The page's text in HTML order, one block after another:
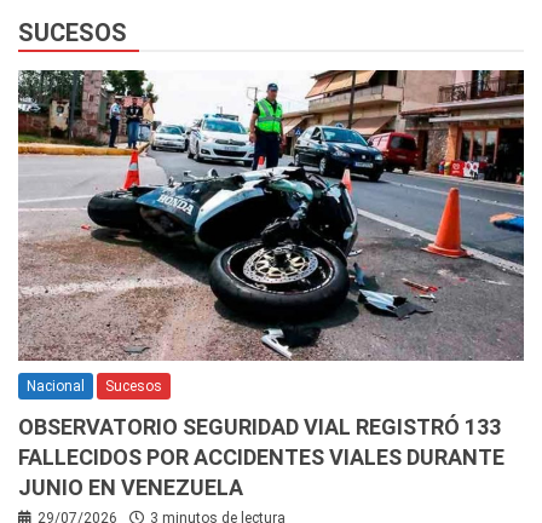
SUCESOS
Nacional Sucesos
OBSERVATORIO SEGURIDAD VIAL REGISTRÓ 133
FALLECIDOS POR ACCIDENTES VIALES DURANTE
JUNIO EN VENEZUELA
29/07/2026 3 minutos de lectura